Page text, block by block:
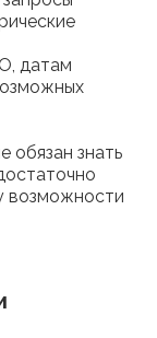
датам
обязан знать
возможности